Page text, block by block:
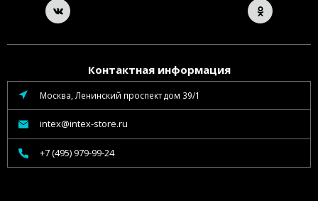
Контактная информация
Москва, Ленинский проспект дом 39/1
intex@intex-store.ru
+7 (495) 979-99-24